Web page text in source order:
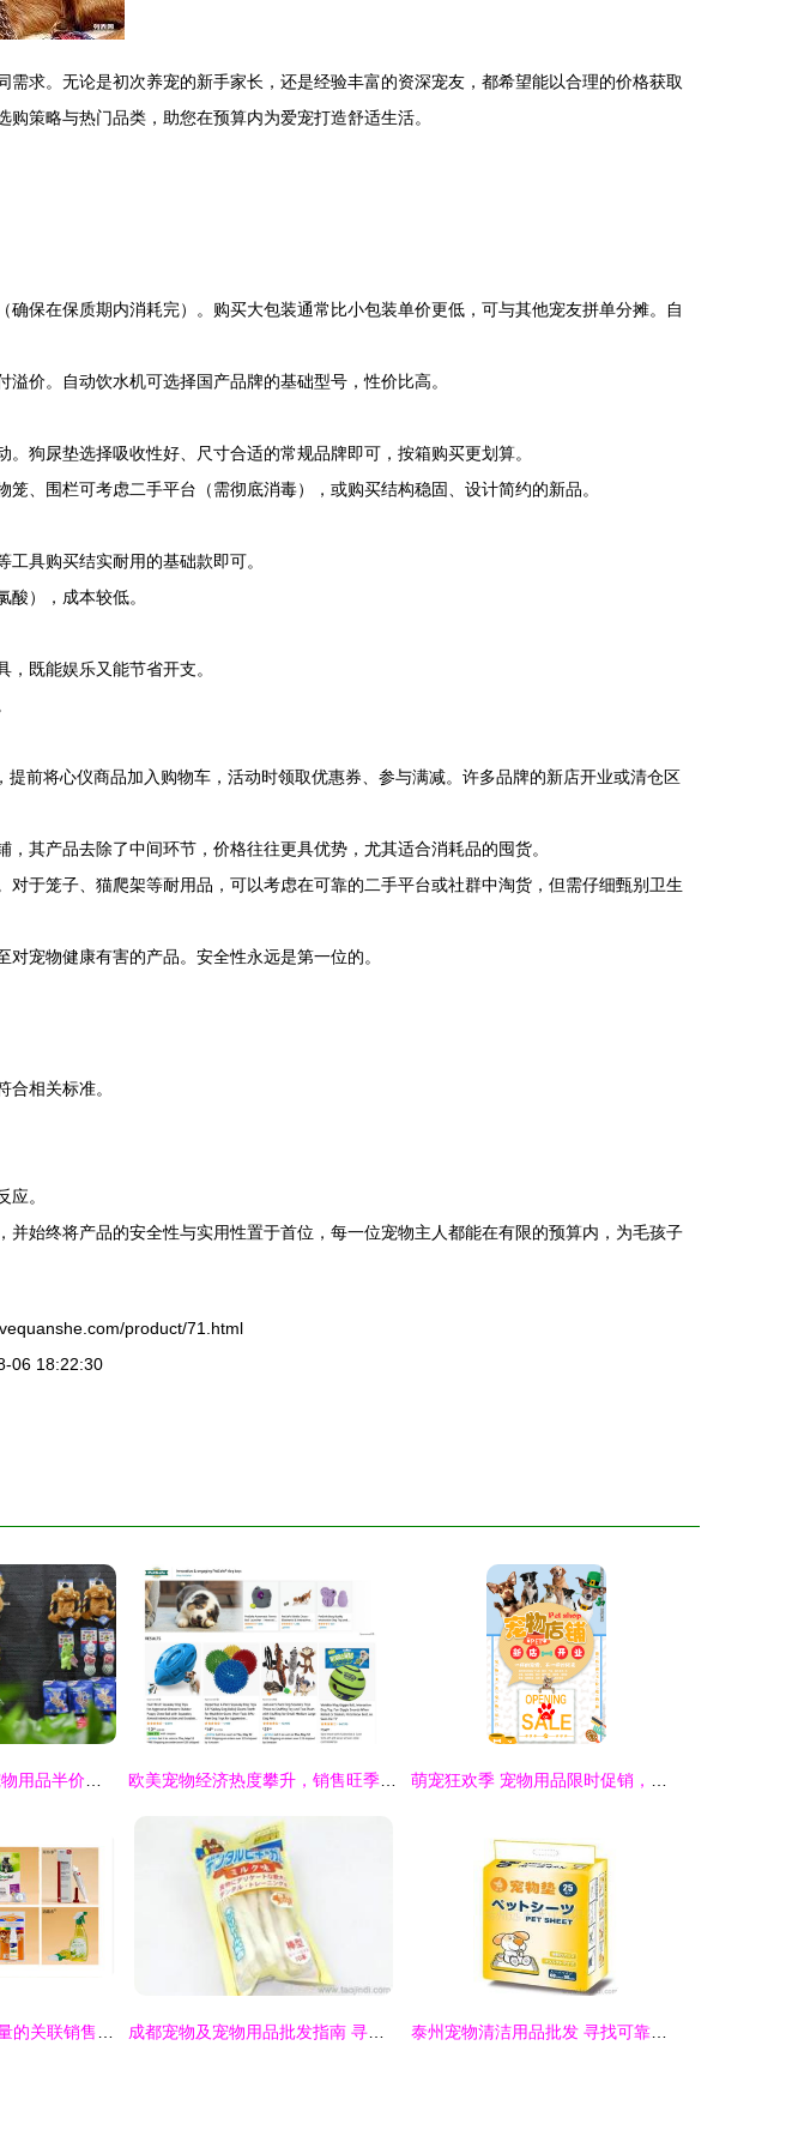
求。无论是初次养宠的新手家长，还是经验丰富的资深宠友，都希望能以合理的价格获取
策略与热门品类，助您在预算内为爱宠打造舒适生活。
保在保质期内消耗完）。购买大包装通常比小包装单价更低，可与其他宠友拼单分摊。自
价。自动饮水机可选择国产品牌的基础型号，性价比高。
狗尿垫选择吸收性好、尺寸合适的常规品牌即可，按箱购买更划算。
、围栏可考虑二手平台（需彻底消毒），或购买结构稳固、设计简约的新品。
具购买结实耐用的基础款即可。
），成本较低。
既能娱乐又能节省开支。
提前将心仪商品加入购物车，活动时领取优惠券、参与满减。许多品牌的新店开业或清仓区
其产品去除了中间环节，价格往往更具优势，尤其适合消耗品的囤货。
于笼子、猫爬架等耐用品，可以考虑在可靠的二手平台或社群中淘货，但需仔细甄别卫生
宠物健康有害的产品。安全性永远是第一位的。
相关标准。
。
始终将产品的安全性与实用性置于首位，每一位宠物主人都能在有限的预算内，为毛孩子
product/71.html
06 18:22:30